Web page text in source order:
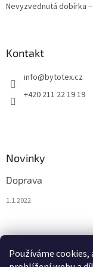
Používáme
Nevyzvednutá dobírka
Kontakt
info@bytotex.cz
+420 211 22 19 19
Novinky
Doprava
1.1.2022